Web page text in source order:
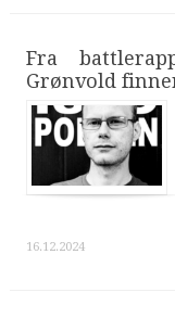
Fra
Grønvold
16.12.2024